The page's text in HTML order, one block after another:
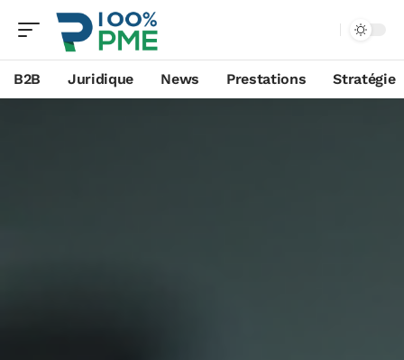
B2B Juridique News Prestations Stratégie